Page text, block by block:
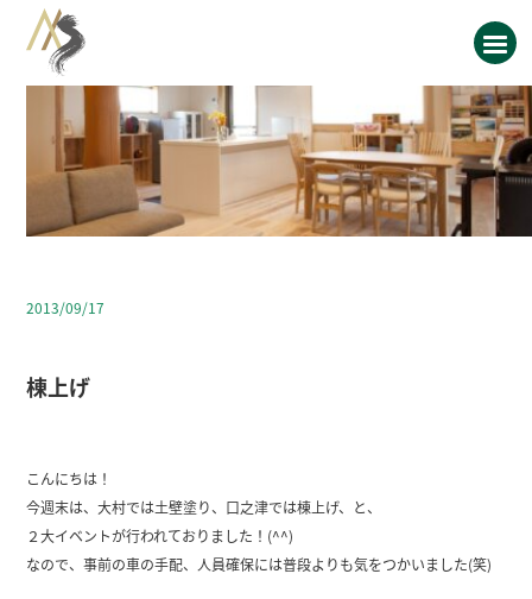
2013/09/17
棟上げ
こんにちは！
今週末は、大村では土壁塗り、口之津では棟上げ、と、
２大イベントが行われておりました！(^^)
なので、事前の車の手配、人員確保には普段よりも気をつかいました(笑)